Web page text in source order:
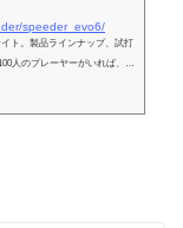
speeder_evo6/
ト。製品ラインナップ、試打
人のプレーヤーがいれば、10